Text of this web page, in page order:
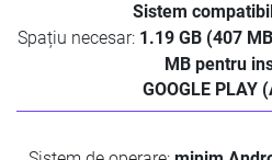
Sistem
Spațiu necesar: 1.19 GB (407
MB pentru
GOOGLE PLAY